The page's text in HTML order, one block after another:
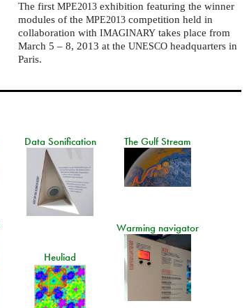
The firstMPE2013 exhibition featuring the winner
modules of theMPE2013 competition held in
collaboration withIMAGINARY takes place from
March 5 – 8, 2013 at theUNESCO headquarters in
Paris.
Data Sonification The Gulf Stream
Warming navigator
Heuliad